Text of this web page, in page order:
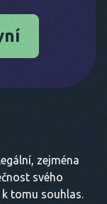
zejména
svého
tomu souhlas.